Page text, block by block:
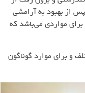
از بهبود به آرامشی
مواردی می‌باشد که
و برای موارد گوناگون